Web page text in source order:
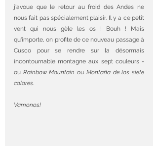
j'avoue que le retour au froid des Andes ne
nous fait pas spécialement plaisir. Il y a ce petit
vent qui nous gèle les os ! Bouh ! Mais
qu'importe, on profite de ce nouveau passage à
Cusco pour se rendre sur la désormais
incontournable montagne aux sept couleurs -
ou Rainbow Mountain ou Montaña de los siete
colores.
Vamonos!